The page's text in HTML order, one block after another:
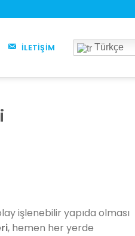
İLETIŞIM Türkçe
işlenebilir yapıda olması
, hemen her yerde